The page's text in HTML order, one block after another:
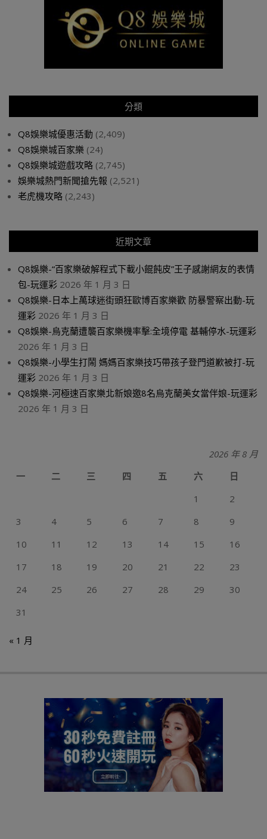
分類
Q8娛樂城優惠活動 (2,409)
Q8娛樂城百家樂 (24)
Q8娛樂城遊戲攻略 (2,745)
娛樂城熱門新聞搶先報 (2,521)
老虎機攻略 (2,243)
近期文章
Q8娛樂-“百家樂破解程式下載小餛飩皮”王子感謝網友的表情
包-玩運彩 2026 年 1 月 3 日
Q8娛樂-日本上萬球迷街頭狂歐博百家樂歡 防暴警察出動-玩
運彩 2026 年 1 月 3 日
Q8娛樂-烏克蘭遭襲百家樂機率擊:全境停電 基輔停水-玩運彩
2026 年 1 月 3 日
Q8娛樂-小學生打鬧 媽媽百家樂技巧帶孩子登門道歉被打-玩
運彩 2026 年 1 月 3 日
Q8娛樂-河極速百家樂北新娘邀8名烏克蘭美女當伴娘-玩運彩
2026 年 1 月 3 日
2026 年 8 月
一
二 三 四 五 六
日
1
2
3
4 5 6 7 8
9
10
11 12 13 14 15
16
17
18 19 20 21 22
23
24
25 26 27 28 29
30
31
« 1 月